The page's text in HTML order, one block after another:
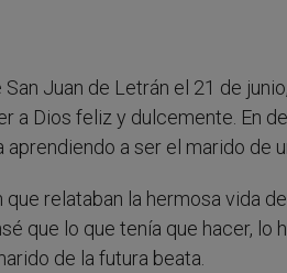
Juan de Letrán el 21 de
a Dios feliz y dulcemente. En
aprendiendo a ser el marido de
relataban la hermosa vida
que lo que tenía que hacer, lo
de la futura beata.